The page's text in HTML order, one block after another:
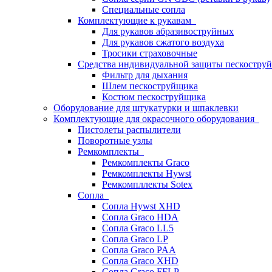
Специальные сопла
Комплектующие к рукавам
Для рукавов абразивоструйных
Для рукавов сжатого воздуха
Тросики страховочные
Средства индивидуальной защиты
Фильтр для дыхания
Шлем пескоструйщика
Костюм пескоструйщика
Оборудование для штукатурки и шпаклевки
Комплектующие для окрасочного оборудования
Пистолеты распылители
Поворотные узлы
Ремкомплекты
Ремкомплекты Graco
Ремкомплекты Hywst
Ремкомпллекты Sotex
Сопла
Сопла Hywst XHD
Сопла Graco HDA
Сопла Graco LL5
Сопла Graco LP
Сопла Graco PAA
Сопла Graco XHD